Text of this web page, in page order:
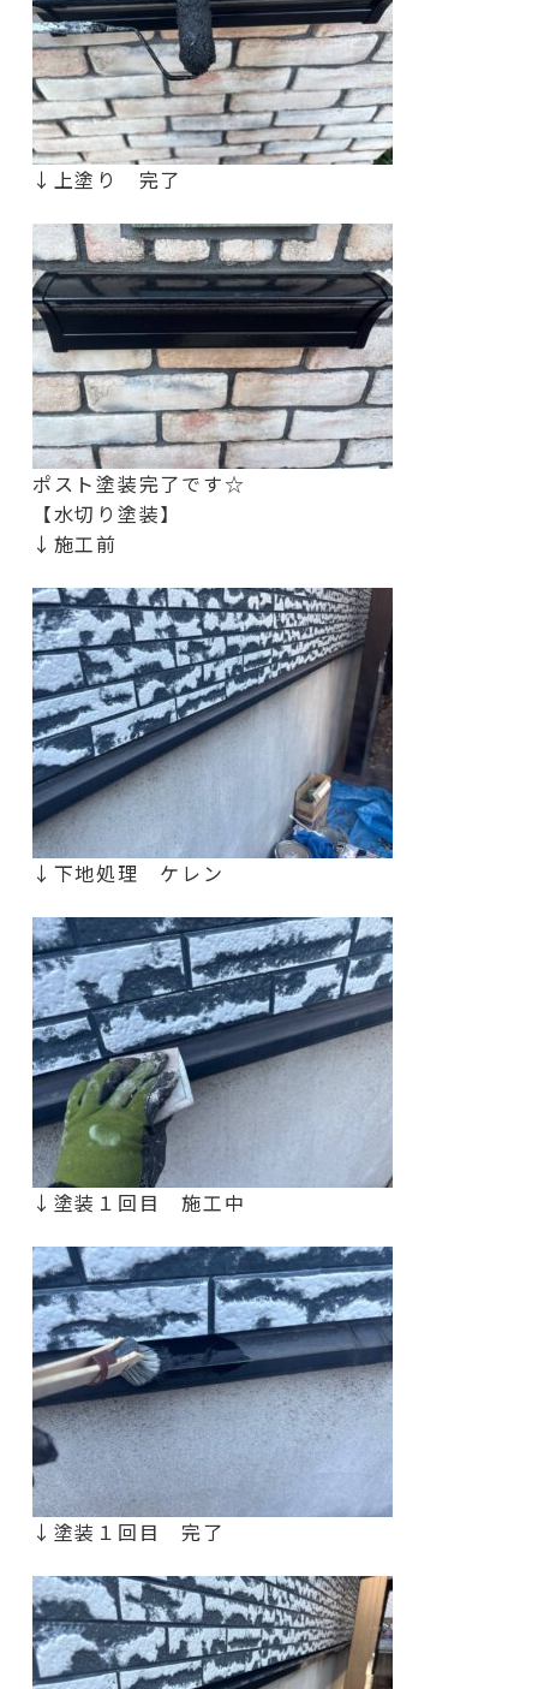
↓上塗り 完了
ポスト塗装完了です☆
【水切り塗装】
↓施工前
↓下地処理 ケレン
↓塗装１回目 施工中
↓塗装１回目 完了